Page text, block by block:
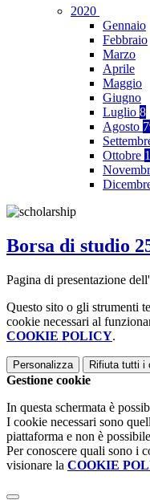
2020
Gennaio
Febbraio
Marzo
Aprile
Maggio
Giugno
Luglio 8
Agosto
Ottobre
Borsa di studio
Pagina di presentazione
Questo sito o gli strumenti
cookie necessari al
COOKIE POLICY.
Personalizza Rifiuta tutti i
Gestione cookie
In questa schermata è
I cookie necessari sono
piattaforma e non è
Per conoscere quali sono i
visionare la COOKIE